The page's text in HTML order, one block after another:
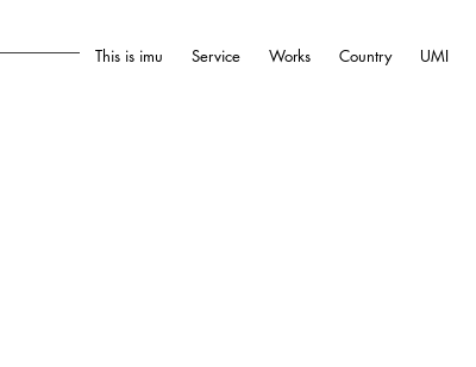
This is imu Service Works Country UMI